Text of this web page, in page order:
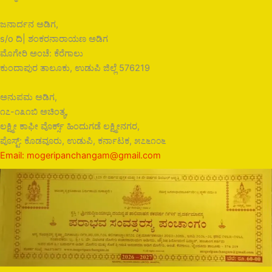
ಜನಾರ್ದನ ಅಡಿಗ,
s/o ದಿ| ಶಂಕರನಾರಾಯಣ ಅಡಿಗ
ಮೊಗೇರಿ ಅಂಚೆ: ಕೆರೆಗಾಲು
ಕುಂದಾಪುರ ತಾಲೂಕು, ಉಡುಪಿ ಜಿಲ್ಲೆ 576219
ಅನುಪಮ ಅಡಿಗ,
೧೭-೧೩೧ಬಿ ಅಚಿಂತ್ಯ,
ಲಕ್ಷ್ಮೀ ಕಾಫೀ ವೊರ್ಕ್ಸ್ ಹಿಂದುಗಡೆ ಲಕ್ಷ್ಮೀನಗರ,
ಪೊಸ್ಟ್: ಕೊಡವೂರು, ಉಡುಪಿ, ಕರ್ನಾಟಕ, ೫೭೬೧೦೬
Email: mogeripanchangam@gmail.com